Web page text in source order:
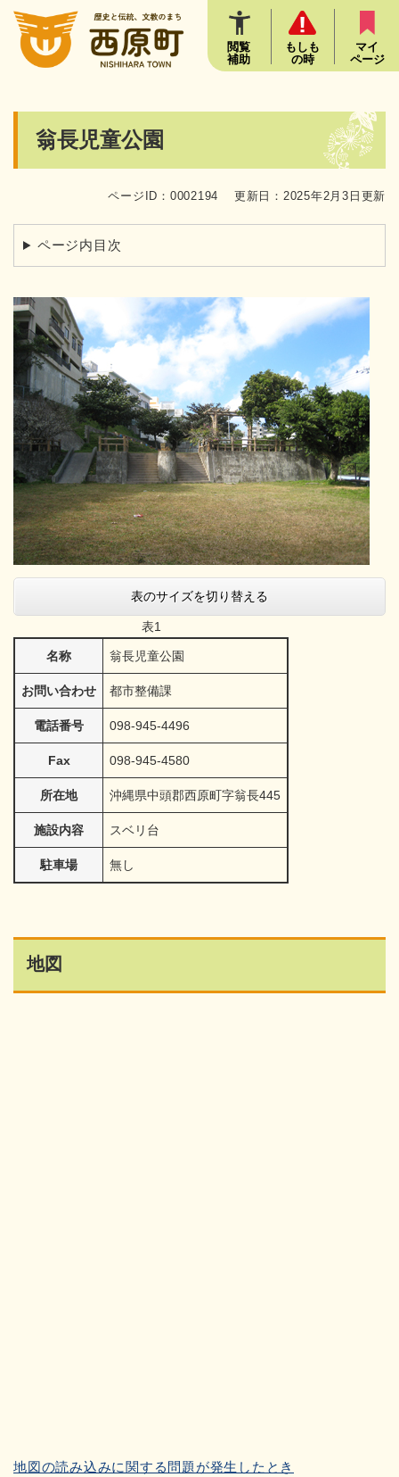
メニューを飛ばして本文へ
閲覧
補助
もしも
の時
マイ
ページ
翁長児童公園
ページID：0002194 更新日：2025年2月3日更新
ページ内目次
表のサイズを切り替える
表1
名称 翁長児童公園
お問い合わせ 都市整備課
電話番号 098-945-4496
Fax 098-945-4580
所在地 沖縄県中頭郡西原町字翁長445
施設内容 スベリ台
駐車場 無し
地図
地図の読み込みに関する問題が発生したとき